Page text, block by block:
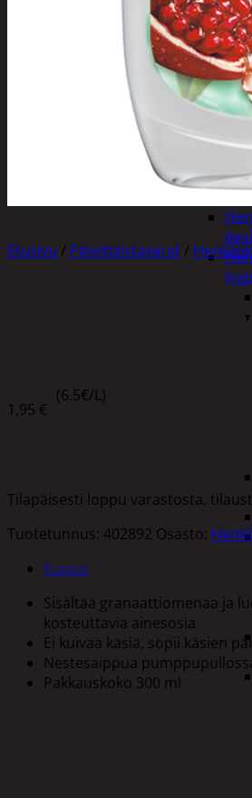
Etusivu / Päivittäistavarat /
PALMOLIVE POMEGRANATE
1,95 €
(6.5€/L)
Tilapäisesti loppu varastosta,
Tuotetunnus: 402892 Osasto:
Kuvaus
Sisältää granaattiomenaa ja
kosteuttavia ainesosia
Ei kuivaa käsiä, sopii käsien
Nestesaippua
Pakkauskoko 300 ml